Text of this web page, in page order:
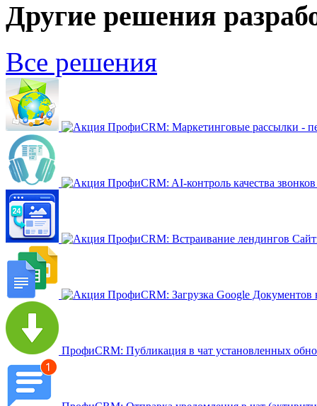
Другие решения
Все решения
ПрофиCRM: Маркетинговые рассылки -
ПрофиCRM: AI-контроль качества звонков
ПрофиCRM: Встраивание лендингов
ПрофиCRM: Загрузка Google Документов
ПрофиCRM: Публикация в чат установленных